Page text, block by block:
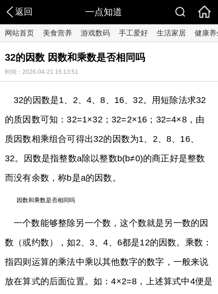
返回 一点知道
网站首页 美食营养 游戏数码 手工爱好 生活家居 健康养
32的因数 因数和乘数是否相同吗
时间：2026-04-21 16:13:51
32的因数是1、2、4、8、16、32。用短除法求32
的质因数可知：32=1×32；32=2×16；32=4×8，由
质因数相乘组合可得出32的因数为1、2、8、16、
32。因数是指整数a除以整数b(b≠0)的商正好是整数
而没有余数，称b是a的因数。
因数和乘数是否相同吗
一个数能够整除另一个数，这个数就是另一数的因
数（或约数），如2、3、4、6都是12的因数。乘数：
指四则运算的乘法中乘以其他数字的数字，一般来说
放在算式的后面位置。如：4×2=8，上述算式中4便是